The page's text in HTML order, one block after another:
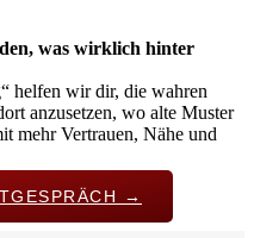
was wirklich hinter
helfen wir dir, die wahren
anzusetzen, wo alte Muster
mehr Vertrauen, Nähe und
→